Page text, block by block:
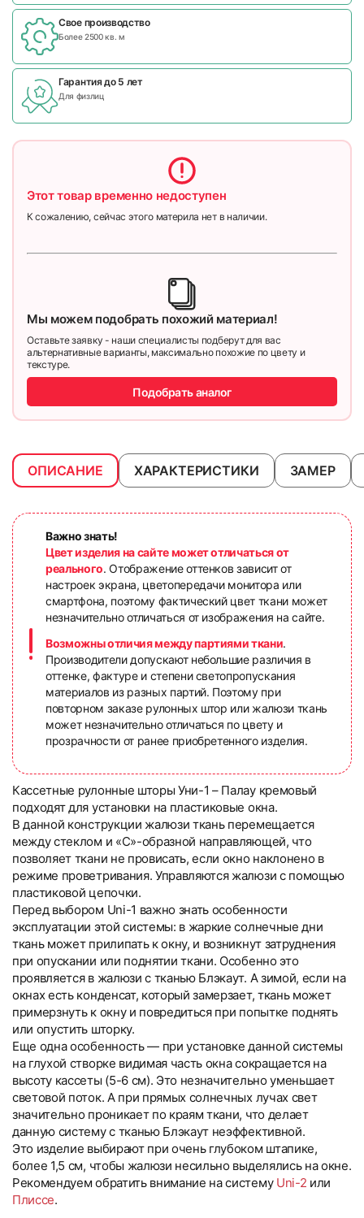
Свое производство
Более 2500 кв. м
Гарантия до 5 лет
Для физлиц
Этот товар временно недоступен
К сожалению, сейчас этого материла нет в наличии.
Мы можем подобрать похожий материал!
Оставьте заявку - наши специалисты подберут для вас
альтернативные варианты, максимально похожие по цвету и
текстуре.
Подобрать аналог
ОПИСАНИЕ ХАРАКТЕРИСТИКИ ЗАМЕР
Важно знать!
Цвет изделия на сайте может отличаться от
реального. Отображение оттенков зависит от
настроек экрана, цветопередачи монитора или
смартфона, поэтому фактический цвет ткани может
незначительно отличаться от изображения на сайте.
Возможны отличия между партиями ткани.
Производители допускают небольшие различия в
оттенке, фактуре и степени светопропускания
материалов из разных партий. Поэтому при
повторном заказе рулонных штор или жалюзи ткань
может незначительно отличаться по цвету и
прозрачности от ранее приобретенного изделия.
Кассетные рулонные шторы Уни-1 – Палау кремовый
подходят для установки на пластиковые окна.
В данной конструкции жалюзи ткань перемещается
между стеклом и «С»-образной направляющей, что
позволяет ткани не провисать, если окно наклонено в
режиме проветривания. Управляются жалюзи с помощью
пластиковой цепочки.
Перед выбором Uni-1 важно знать особенности
эксплуатации этой системы: в жаркие солнечные дни
ткань может прилипать к окну, и возникнут затруднения
при опускании или поднятии ткани. Особенно это
проявляется в жалюзи с тканью Блэкаут. А зимой, если на
окнах есть конденсат, который замерзает, ткань может
примерзнуть к окну и повредиться при попытке поднять
или опустить шторку.
Еще одна особенность — при установке данной системы
на глухой створке видимая часть окна сокращается на
высоту кассеты (5-6 см). Это незначительно уменьшает
световой поток. А при прямых солнечных лучах свет
значительно проникает по краям ткани, что делает
данную систему с тканью Блэкаут неэффективной.
Это изделие выбирают при очень глубоком штапике,
более 1,5 см, чтобы жалюзи несильно выделялись на окне.
Рекомендуем обратить внимание на систему Uni-2 или
Плиссе.